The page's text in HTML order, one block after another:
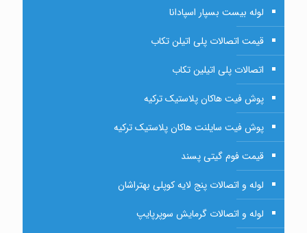
لوله بیست بسپار اسپادانا
قیمت اتصالات پلی اتیلن تکاب
اتصالات پلی اتیلین تکاب
پوش فیت هاکان پلاستیک ترکیه
پوش فیت سایلنت هاکان پلاستیک ترکیه
قیمت فوم گیتی پسند
لوله و اتصالات پنج لایه کوپلی بهتراشان
لوله و اتصالات گرمایش سوپرپایپ